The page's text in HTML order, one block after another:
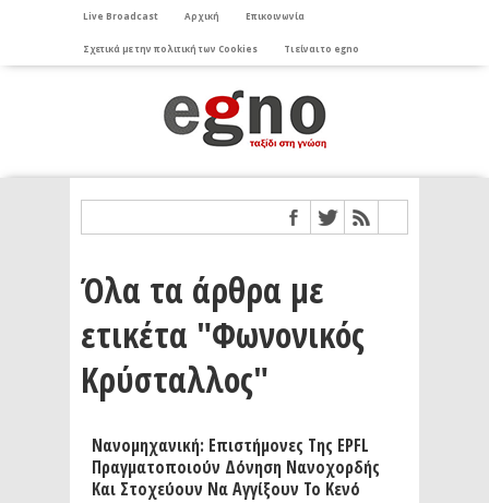
Live Broadcast Αρχική Επικοινωνία
Σχετικά με την πολιτική των Cookies Τι είναι το egno
Όλα τα άρθρα με
ετικέτα "Φωνονικός
Κρύσταλλος"
Νανομηχανική: Επιστήμονες Της EPFL
Πραγματοποιούν Δόνηση Νανοχορδής
Και Στοχεύουν Να Αγγίξουν Το Κενό